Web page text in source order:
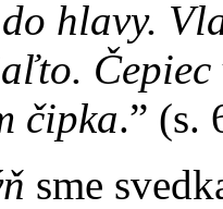
hlavy.
čipka.” (s.
sme